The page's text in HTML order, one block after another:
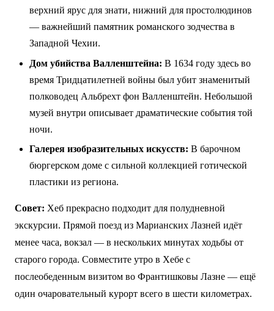
верхний ярус для знати, нижний для простолюдинов
— важнейший памятник романского зодчества в
Западной Чехии.
Дом убийства Валленштейна: В 1634 году здесь во
время Тридцатилетней войны был убит знаменитый
полководец Альбрехт фон Валленштейн. Небольшой
музей внутри описывает драматические события той
ночи.
Галерея изобразительных искусств: В барочном
бюргерском доме с сильной коллекцией готической
пластики из региона.
Совет: Хеб прекрасно подходит для полудневной
экскурсии. Прямой поезд из Марианских Лазней идёт
менее часа, вокзал — в нескольких минутах ходьбы от
старого города. Совместите утро в Хебе с
послеобеденным визитом во Франтишковы Лазне — ещё
один очаровательный курорт всего в шести километрах.